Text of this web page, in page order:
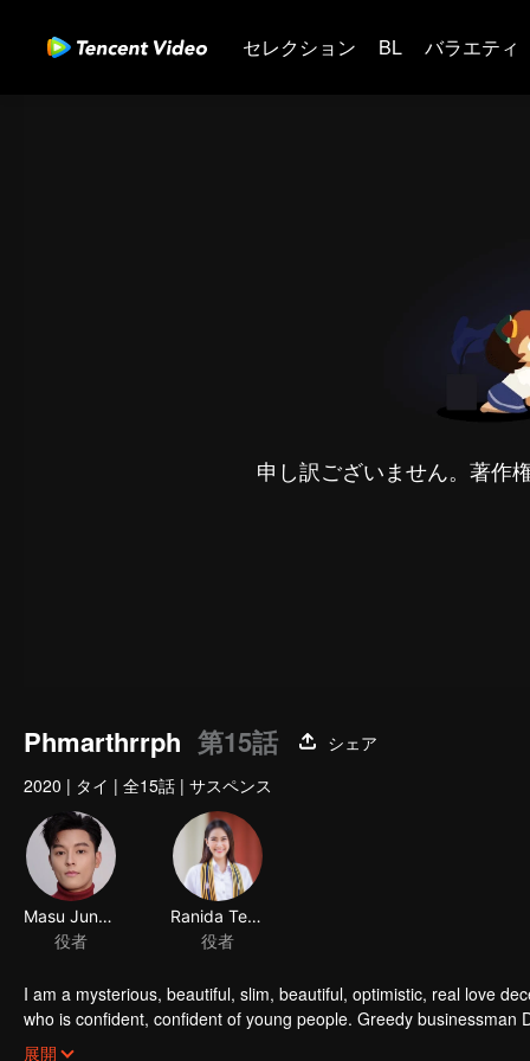
セレクション BL バラエティ
申し訳ございません。著作
Phmarthrrph 第15話
シェア
2020 | タイ | 全15話 | サスペンス
Masu Junyangdikul
役者
Ranida Techasit
役者
I am a mysterious, beautiful, slim, beautiful, optimistic, real love
who is confident, confident of young people. Greedy
girlfriend's death. Trying to find out the truth But in the end, she
展開